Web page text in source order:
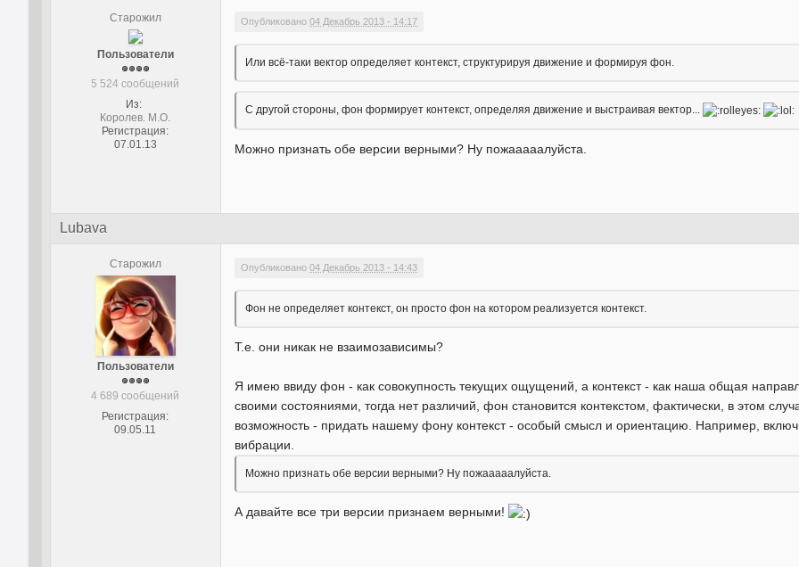
Старожил
Пользователи
5 524 сообщений
Из:
Королев. М.О.
Регистрация:
07.01.13
Опубликовано04 Декабрь 2013 - 14:17
Или всё-таки вектор определяет контекст, структурируя движение и формируя фон.
С другой стороны, фон формирует контекст, определяя движение и выстраивая вектор...
Можно признать обе версии верными? Ну пожааааалуйста.
Lubava
Старожил
Пользователи
4 689 сообщений
Регистрация:
09.05.11
Опубликовано04 Декабрь 2013 - 14:43
Фон не определяет контекст, он просто фон на котором реализуется контекст.
Т.е. они никак не взаимозависимы?
Я имею ввиду фон - как совокупность текущих ощущений, а контекст - как наша общая
своими состояниями, тогда нет различий, фон становится контекстом, фактически, в этом
возможность - придать нашему фону контекст - особый смысл и ориентацию. Например,
вибрации.
Можно признать обе версии верными? Ну пожааааалуйста.
А давайте все три версии признаем верными!